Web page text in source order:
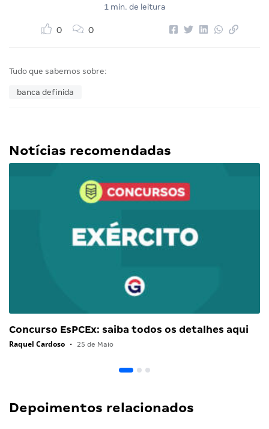
1 min. de leitura
0 0
Tudo que sabemos sobre:
banca definida
Notícias recomendadas
Concurso EsPCEx: saiba todos os detalhes aqui
Raquel Cardoso • 25 de Maio
Depoimentos relacionados